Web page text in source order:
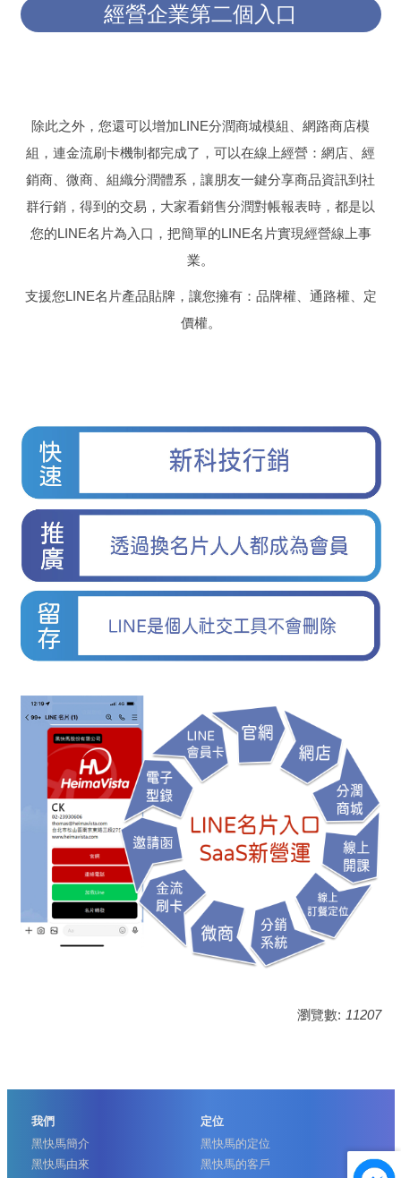
經營企業第二個入口
除此之外，您還可以增加LINE分潤商城模組、網路商店模
組，連金流刷卡機制都完成了，可以在線上經營：網店、經
銷商、微商、組織分潤體系，讓朋友一鍵分享商品資訊到社
群行銷，得到的交易，大家看銷售分潤對帳報表時，都是以
您的LINE名片為入口，把簡單的LINE名片實現經營線上事
業。
支援您LINE名片產品貼牌，讓您擁有：品牌權、通路權、定
價權。
瀏覽數: 11207
我們
黑快馬簡介
黑快馬由來
定位
黑快馬的定位
黑快馬的客戶